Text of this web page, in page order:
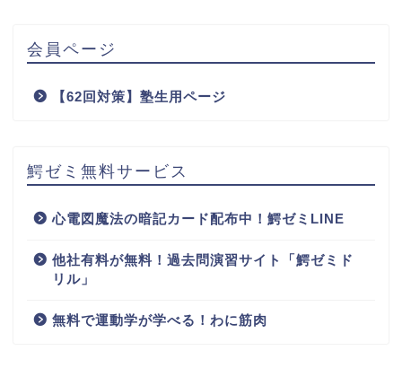
会員ページ
【62回対策】塾生用ページ
鰐ゼミ無料サービス
心電図魔法の暗記カード配布中！鰐ゼミLINE
他社有料が無料！過去問演習サイト「鰐ゼミド
リル」
無料で運動学が学べる！わに筋肉